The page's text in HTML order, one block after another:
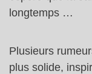
longtemps …
Plusieurs
plus solide,